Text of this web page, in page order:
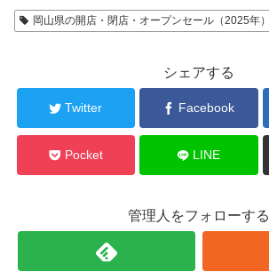
岡山県の開店・閉店・オープンセール（2025年）
シェアする
Twitter Facebook
Pocket LINE
管理人をフォローする